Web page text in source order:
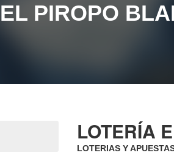
PIROPO
LOTERÍA
LOTERIAS Y